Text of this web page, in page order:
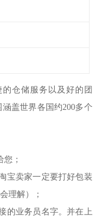
仓储服务以及好的团
盖世界各国约200多个
；
宝卖家一定要打好包装
理解）；
的业务员名字。并在上